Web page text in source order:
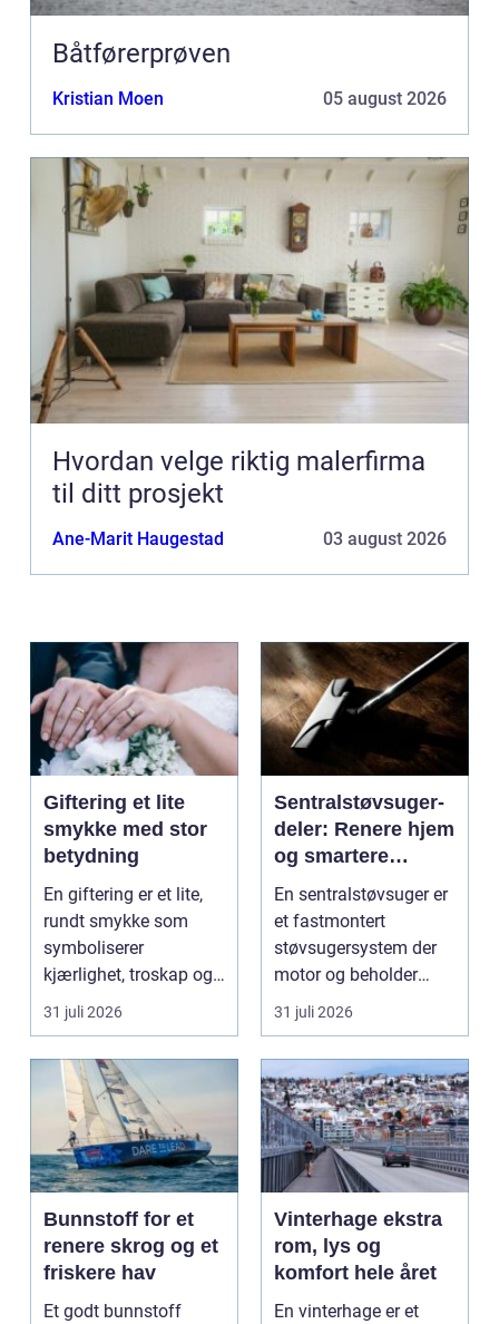
Båtførerprøven
Kristian Moen 05 august 2026
Hvordan velge riktig malerfirma
til ditt prosjekt
Ane-Marit Haugestad 03 august 2026
Giftering et lite
smykke med stor
betydning
En giftering er et lite,
rundt smykke som
symboliserer
kjærlighet, troskap og
felles framtid. Ringen...
31 juli 2026
Sentralstøvsuger-
deler: Renere hjem
og smartere
rengjøring
En sentralstøvsuger er
et fastmontert
støvsugersystem der
motor og beholder
står...
31 juli 2026
Bunnstoff for et
renere skrog og et
friskere hav
Et godt bunnstoff
Vinterhage ekstra
rom, lys og
komfort hele året
En vinterhage er et